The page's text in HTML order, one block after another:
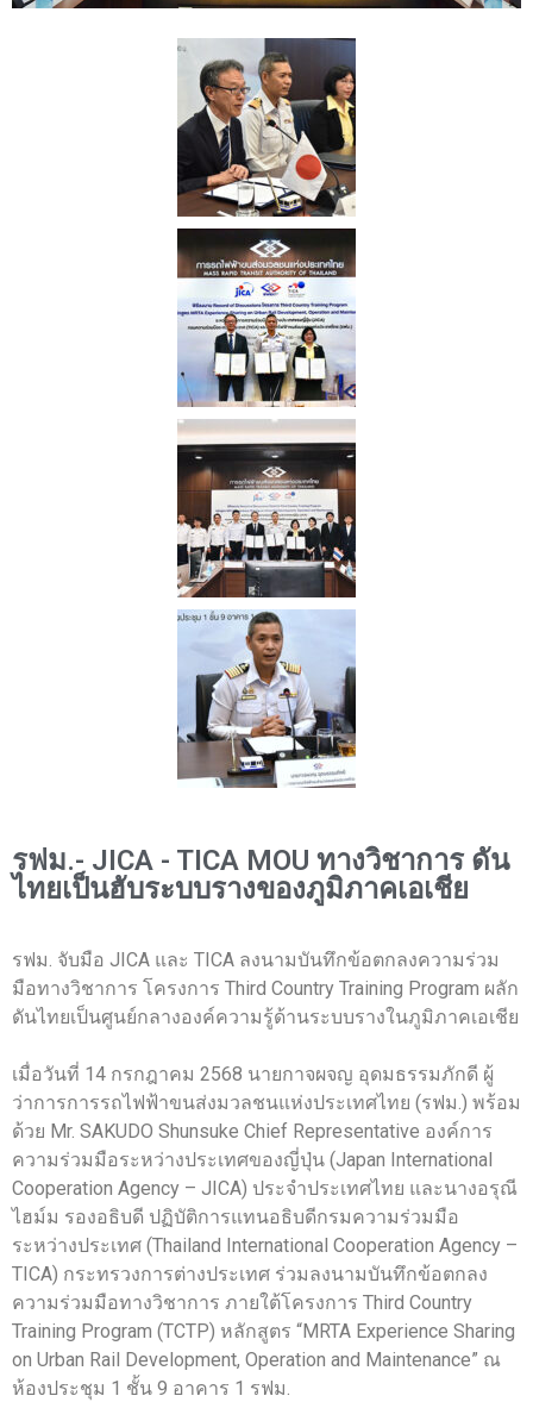
รฟม.- JICA - TICA MOU ทางวิชาการ ดัน
ไทยเป็นฮับระบบรางของภูมิภาคเอเชีย
รฟม. จับมือ JICA และ TICA ลงนามบันทึกข้อตกลงความร่วม
มือทางวิชาการ โครงการ Third Country Training Program ผลัก
ดันไทยเป็นศูนย์กลางองค์ความรู้ด้านระบบรางในภูมิภาคเอเชีย
เมื่อวันที่ 14 กรกฎาคม 2568 นายกาจผจญ อุดมธรรมภักดี ผู้
ว่าการการรถไฟฟ้าขนส่งมวลชนแห่งประเทศไทย (รฟม.) พร้อม
ด้วย Mr. SAKUDO Shunsuke Chief Representative องค์การ
ความร่วมมือระหว่างประเทศของญี่ปุ่น (Japan International
Cooperation Agency – JICA) ประจำประเทศไทย และนางอรุณี
ไฮม์ม รองอธิบดี ปฏิบัติการแทนอธิบดีกรมความร่วมมือ
ระหว่างประเทศ (Thailand International Cooperation Agency –
TICA) กระทรวงการต่างประเทศ ร่วมลงนามบันทึกข้อตกลง
ความร่วมมือทางวิชาการ ภายใต้โครงการ Third Country
Training Program (TCTP) หลักสูตร “MRTA Experience Sharing
on Urban Rail Development, Operation and Maintenance” ณ
ห้องประชุม 1 ชั้น 9 อาคาร 1 รฟม.